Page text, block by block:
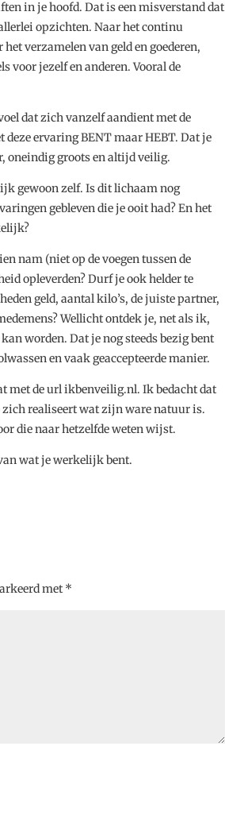
in je hoofd. Dat is een misverstand dat
opzichten. Naar het continu
verzamelen van geld en goederen,
voor jezelf en anderen. Vooral de
dat zich vanzelf aandient met de
ervaring BENT maar HEBT. Dat je
oneindig groots en altijd veilig.
gewoon zelf. Is dit lichaam nog
gebleven die je ooit had? En het
nam (niet op de voegen tussen de
opleverden? Durf je ook helder te
geld, aantal kilo’s, de juiste partner,
Wellicht ontdek je, net als ik,
worden. Dat je nog steeds bezig bent
en vaak geaccepteerde manier.
met de url ikbenveilig.nl. Ik bedacht dat
realiseert wat zijn ware natuur is.
die naar hetzelfde weten wijst.
wat je werkelijk bent.
met *